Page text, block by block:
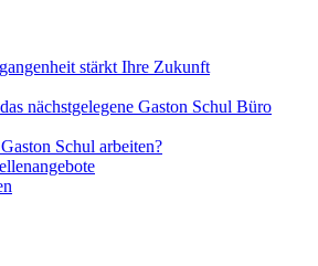
stärkt Ihre Zukunft
nächstgelegene Gaston Schul Büro
Schul arbeiten?